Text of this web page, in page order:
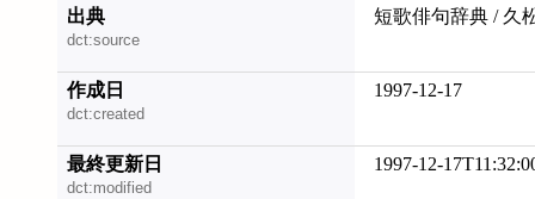
出典
dct:source
短歌俳句辞典 / 久
作成日
dct:created
1997-12-17
最終更新日
dct:modified
1997-12-